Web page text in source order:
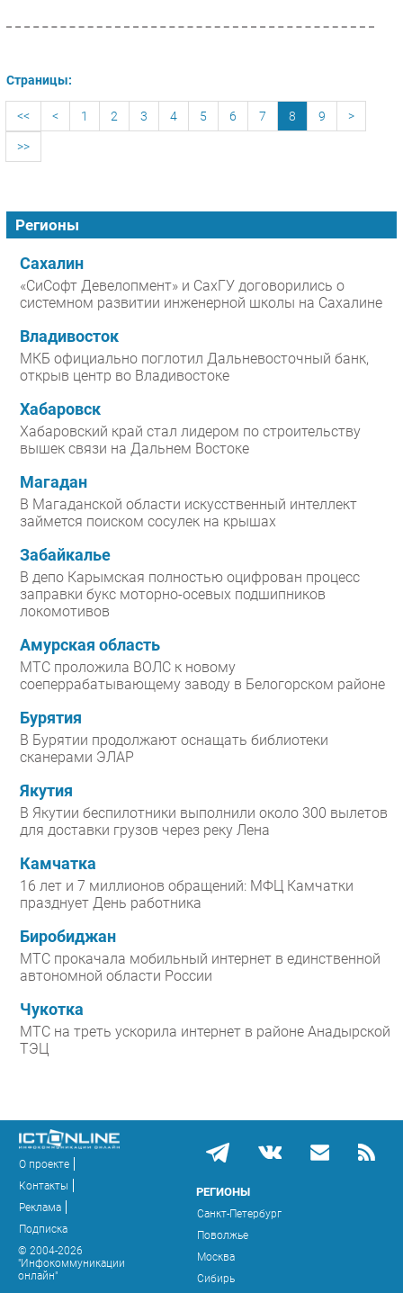
Страницы:
<< < 1 2 3 4 5 6 7 8 9 >
>>
Регионы
Сахалин
«СиСофт Девелопмент» и СахГУ договорились о
системном развитии инженерной школы на Сахалине
Владивосток
МКБ официально поглотил Дальневосточный банк,
открыв центр во Владивостоке
Хабаровск
Хабаровский край стал лидером по строительству
вышек связи на Дальнем Востоке
Магадан
В Магаданской области искусственный интеллект
займется поиском сосулек на крышах
Забайкалье
В депо Карымская полностью оцифрован процесс
заправки букс моторно-осевых подшипников
локомотивов
Амурская область
МТС проложила ВОЛС к новому
соеперрабатывающему заводу в Белогорском районе
Бурятия
В Бурятии продолжают оснащать библиотеки
сканерами ЭЛАР
Якутия
В Якутии беспилотники выполнили около 300 вылетов
для доставки грузов через реку Лена
Камчатка
16 лет и 7 миллионов обращений: МФЦ Камчатки
празднует День работника
Биробиджан
МТС прокачала мобильный интернет в единственной
автономной области России
Чукотка
МТС на треть ускорила интернет в районе Анадырской
ТЭЦ
О проекте
Контакты
Реклама
Подписка
© 2004-2026
"Инфокоммуникации
онлайн"
РЕГИОНЫ
Санкт-Петербург
Поволжье
Москва
Сибирь